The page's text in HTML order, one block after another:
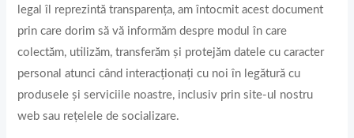
legal îl reprezintă transparența, am întocmit acest document
prin care dorim să vă informăm despre modul în care
colectăm, utilizăm, transferăm și protejăm datele cu caracter
personal atunci când interacționați cu noi în legătură cu
produsele și serviciile noastre, inclusiv prin site-ul nostru
web sau rețelele de socializare.